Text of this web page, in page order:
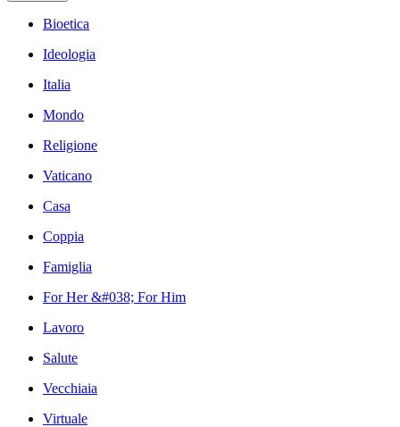
Bioetica
Ideologia
Italia
Mondo
Religione
Vaticano
Casa
Coppia
Famiglia
For Her &#038; For Him
Lavoro
Salute
Vecchiaia
Virtuale